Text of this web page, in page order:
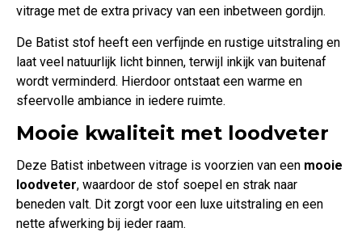
vitrage met de extra privacy van een inbetween gordijn.
De Batist stof heeft een verfijnde en rustige uitstraling en
laat veel natuurlijk licht binnen, terwijl inkijk van buitenaf
wordt verminderd. Hierdoor ontstaat een warme en
sfeervolle ambiance in iedere ruimte.
Mooie kwaliteit met loodveter
Deze Batist inbetween vitrage is voorzien van een mooie
loodveter, waardoor de stof soepel en strak naar
beneden valt. Dit zorgt voor een luxe uitstraling en een
nette afwerking bij ieder raam.